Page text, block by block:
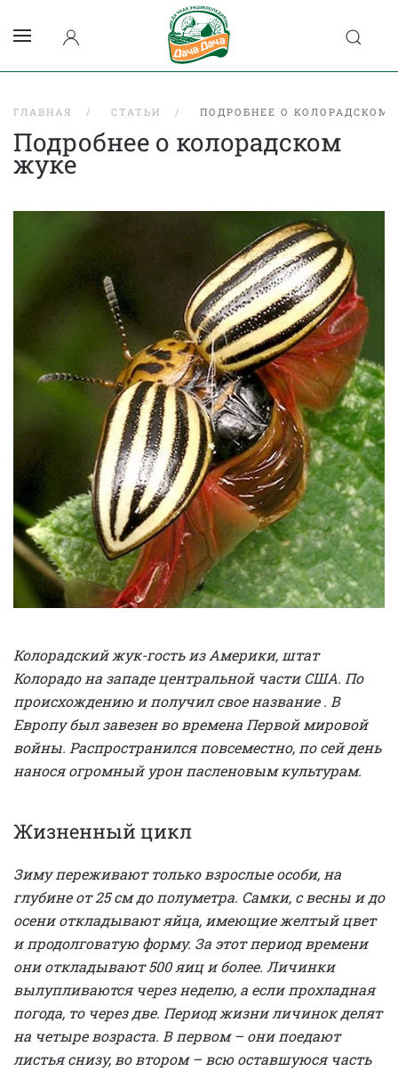
ГЛАВНАЯ СТАТЬИ ПОДРОБНЕЕ О КОЛОРАДСКОМ
Подробнее о колорадском
жуке
Колорадский жук-гость из Америки, штат
Колорадо на западе центральной части США. По
происхождению и получил свое название . В
Европу был завезен во времена Первой мировой
войны. Распространился повсеместно, по сей день
нанося огромный урон пасленовым культурам.
Жизненный цикл
Зиму переживают только взрослые особи, на
глубине от 25 см до полуметра. Самки, с весны и до
осени откладывают яйца, имеющие желтый цвет
и продолговатую форму. За этот период времени
они откладывают 500 яиц и более. Личинки
вылупливаются через неделю, а если прохладная
погода, то через две. Период жизни личинок делят
на четыре возраста. В первом – они поедают
листья снизу, во втором – всю оставшуюся часть